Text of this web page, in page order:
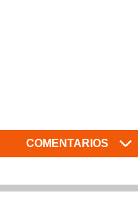
COMENTARIOS